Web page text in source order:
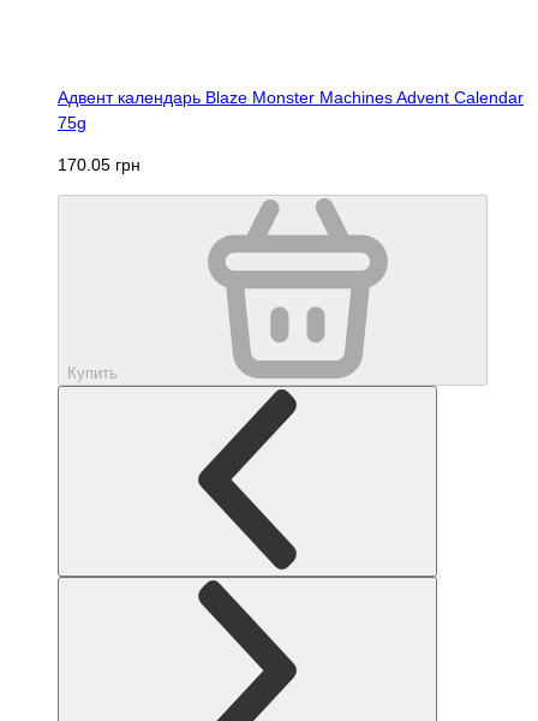
Адвент календарь Blaze Monster Machines Advent Calendar
75g
170.05 грн
Купить